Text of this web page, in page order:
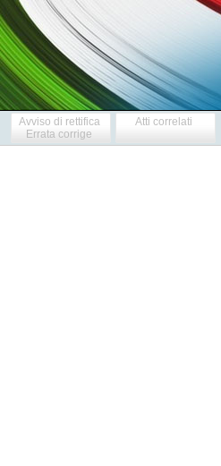
Avviso di rettifica
Errata corrige
Atti correlati